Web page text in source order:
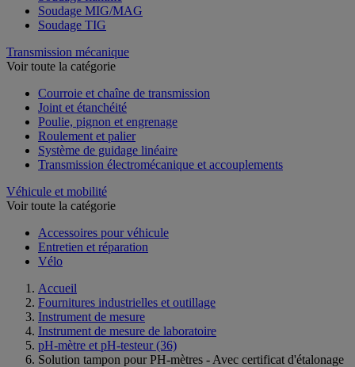
Soudage MIG/MAG
Soudage TIG
Transmission mécanique
Voir toute la catégorie
Courroie et chaîne de transmission
Joint et étanchéité
Poulie, pignon et engrenage
Roulement et palier
Système de guidage linéaire
Transmission électromécanique et accouplements
Véhicule et mobilité
Voir toute la catégorie
Accessoires pour véhicule
Entretien et réparation
Vélo
Accueil
Fournitures industrielles et outillage
Instrument de mesure
Instrument de mesure de laboratoire
pH-mètre et pH-testeur (36)
Solution tampon pour PH-mètres - Avec certificat d'étalonage